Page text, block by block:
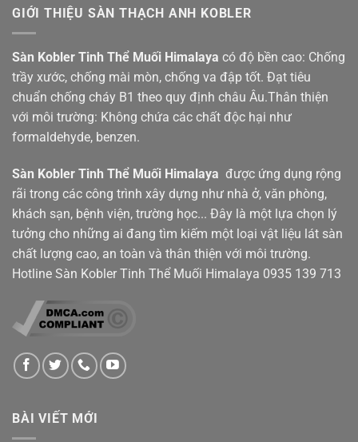
GIỚI THIỆU SÀN THẠCH ANH KOBLER
Sàn Kobler Tinh Thể Muối Himalaya có độ bền cao: Chống
trầy xước, chống mài mòn, chống va đập tốt. Đạt tiêu
chuẩn chống cháy B1 theo quy định châu Âu.Thân thiện
với môi trường: Không chứa các chất độc hại như
formaldehyde, benzen.
Sàn Kobler Tinh Thể Muối Himalaya được ứng dụng rộng
rãi trong các công trình xây dựng như nhà ở, văn phòng,
khách sạn, bệnh viện, trường học... Đây là một lựa chọn lý
tưởng cho những ai đang tìm kiếm một loại vật liệu lát sàn
chất lượng cao, an toàn và thân thiện với môi trường.
Hotline Sàn Kobler Tinh Thể Muối Himalaya 0935 139 713
BÀI VIẾT MỚI